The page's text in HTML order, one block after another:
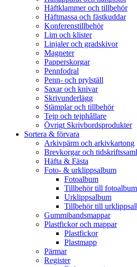
Häftklammer och tillbehör
Häftmassa och fästkuddar
Konferenstillbehör
Lim och klister
Linjaler och gradskivor
Magneter
Papperskorgar
Pennfodral
Penn- och prylställ
Saxar och knivar
Skrivunderlägg
Stämplar och tillbehör
Tejp och tejphållare
Övrigt Skrivbordsprodukter
Sortera & förvara
Arkivpärm och arkivkartong
Brevkorgar och
Häfta & Fästa
Foto- & urklippsalbum
Fotoalbum
Tillbehör till fotoalbum
Urklippsalbum
Tillbehör till
Gummibandsmappar
Plastfickor och mappar
Plastfickor
Plastmapp
Pärmar
Register